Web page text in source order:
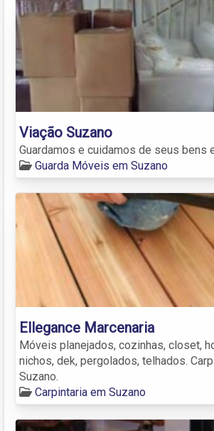
Viação Suzano
Guardamos e cuidamos de seus bens
Guarda Móveis em Suzano
Ellegance Marcenaria
Móveis planejados, cozinhas, closet,
nichos, dek, pergolados, telhados.
Suzano.
Carpintaria em Suzano